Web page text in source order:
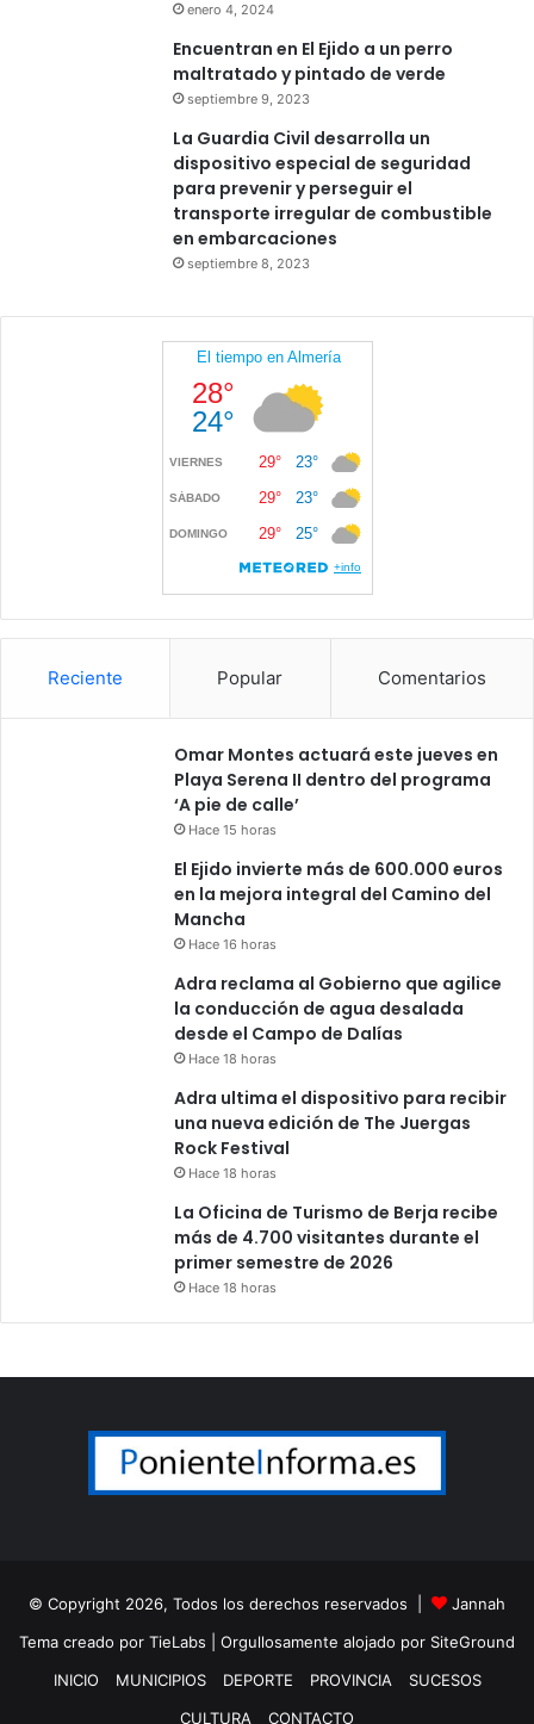
enero 4, 2024
Encuentran en El Ejido a un perro
maltratado y pintado de verde
septiembre 9, 2023
La Guardia Civil desarrolla un
dispositivo especial de seguridad
para prevenir y perseguir el
transporte irregular de combustible
en embarcaciones
septiembre 8, 2023
Reciente Popular Comentarios
Omar Montes actuará este jueves en
Playa Serena II dentro del programa
‘A pie de calle’
Hace 15 horas
El Ejido invierte más de 600.000 euros
en la mejora integral del Camino del
Mancha
Hace 16 horas
Adra reclama al Gobierno que agilice
la conducción de agua desalada
desde el Campo de Dalías
Hace 18 horas
Adra ultima el dispositivo para recibir
una nueva edición de The Juergas
Rock Festival
Hace 18 horas
La Oficina de Turismo de Berja recibe
más de 4.700 visitantes durante el
primer semestre de 2026
Hace 18 horas
© Copyright 2026, Todos los derechos reservados |
Jannah
Tema creado por TieLabs | Orgullosamente alojado por SiteGround
INICIO
MUNICIPIOS DEPORTE PROVINCIA
SUCESOS
CULTURA
CONTACTO